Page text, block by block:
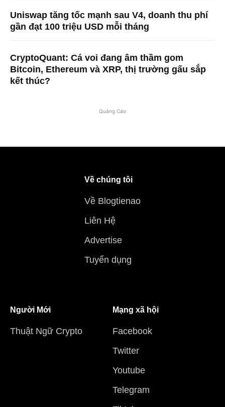
Uniswap tăng tốc mạnh sau V4, doanh thu phí
gần đạt 100 triệu USD mỗi tháng
CryptoQuant: Cá voi đang âm thầm gom
Bitcoin, Ethereum và XRP, thị trường gấu sắp
kết thúc?
Quảng Cáo
Về chúng tôi
Về Blogtienao
Liên Hệ
Advertise
Tuyển dụng
Người Mới
Thuật Ngữ Crypto
Mạng xã hội
Facebook
Twitter
Youtube
Telegram